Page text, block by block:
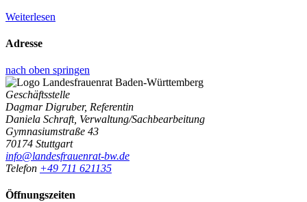
Weiterlesen
Adresse
nach oben springen
Geschäftsstelle
Dagmar Digruber, Referentin
Daniela Schraft, Verwaltung/Sachbearbeitung
Gymnasiumstraße 43
70174 Stuttgart
info@landesfrauenrat-bw.de
Telefon +49 711 621135
Öffnungszeiten